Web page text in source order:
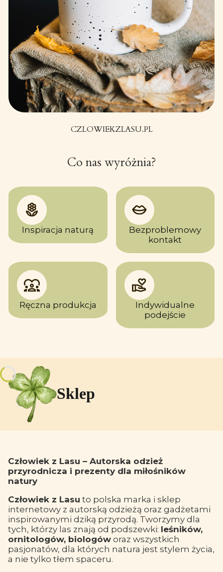
CZLOWIEKZLASU.PL
Co nas wyróżnia?
Inspiracja naturą
Bezproblemowy
kontakt
Ręczna produkcja
Indywidualne
podejście
Sklep
Człowiek z Lasu – Autorska odzież
przyrodnicza i prezenty dla miłośników
natury
Człowiek z Lasu to polska marka i sklep
internetowy z autorską odzieżą oraz gadżetami
inspirowanymi dziką przyrodą. Tworzymy dla
tych, którzy las znają od podszewki: leśników,
ornitologów, biologów oraz wszystkich
pasjonatów, dla których natura jest stylem życia,
a nie tylko tłem spaceru.